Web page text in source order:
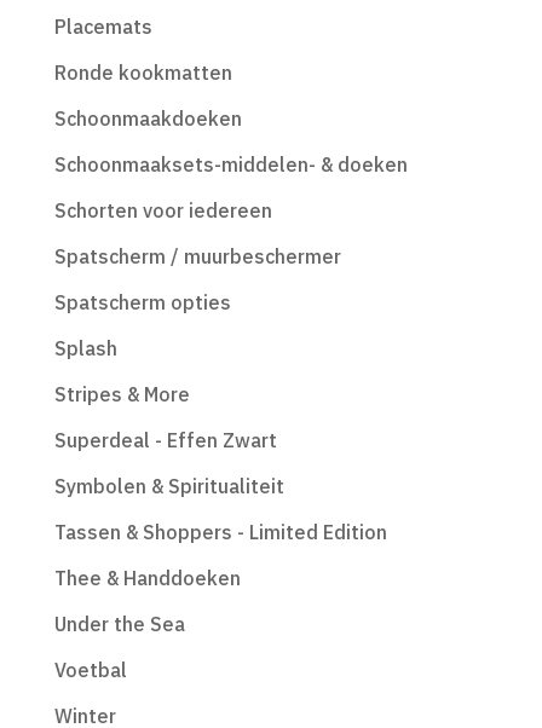
Placemats
Ronde kookmatten
Schoonmaakdoeken
Schoonmaaksets-middelen- & doeken
Schorten voor iedereen
Spatscherm / muurbeschermer
Spatscherm opties
Splash
Stripes & More
Superdeal - Effen Zwart
Symbolen & Spiritualiteit
Tassen & Shoppers - Limited Edition
Thee & Handdoeken
Under the Sea
Voetbal
Winter